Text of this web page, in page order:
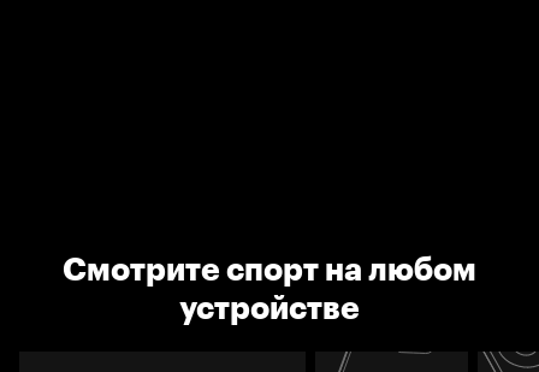
Смотрите спорт на любом
устройстве